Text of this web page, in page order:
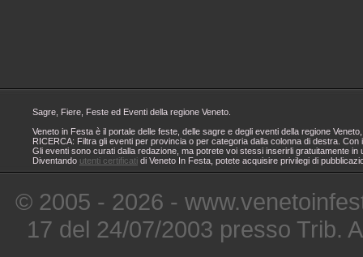
Sagre, Fiere, Feste ed Eventi della regione Veneto.
Veneto in Festa è il portale delle feste, delle sagre e degli eventi della regione
RICERCA: Filtra gli eventi per provincia o per categoria dalla colonna di destra.
Gli eventi sono curati dalla redazione, ma potrete voi stessi inserirli gratuitamente
Diventando utenti certificati di Veneto In Festa, potete acquisire privilegi di
© 2005 - 2026 -
17 del 24/07/2003 presso Trib.